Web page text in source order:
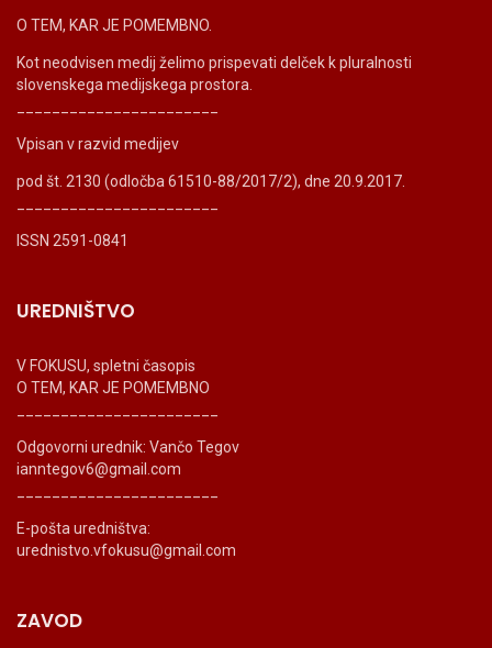
O TEM, KAR JE POMEMBNO.
Kot neodvisen medij želimo prispevati delček k pluralnosti
slovenskega medijskega prostora.
Vpisan v razvid medijev
pod št. 2130 (odločba 61510-88/2017/2), dne 20.9.2017.
ISSN 2591-0841
UREDNIŠTVO
V FOKUSU, spletni časopis
O TEM, KAR JE POMEMBNO
Odgovorni urednik: Vančo Tegov
ianntegov6@gmail.com
E-pošta uredništva:
urednistvo.vfokusu@gmail.com
ZAVOD